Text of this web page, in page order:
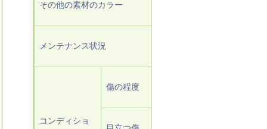
その他の素材のカラー
メンテナンス状況
コンディショ
傷の程度